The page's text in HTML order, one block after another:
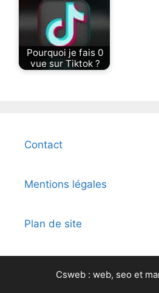
Pourquoi je fais 0
vue sur Tiktok ?
Contact
Mentions légales
Plan de site
Csweb : web, seo et